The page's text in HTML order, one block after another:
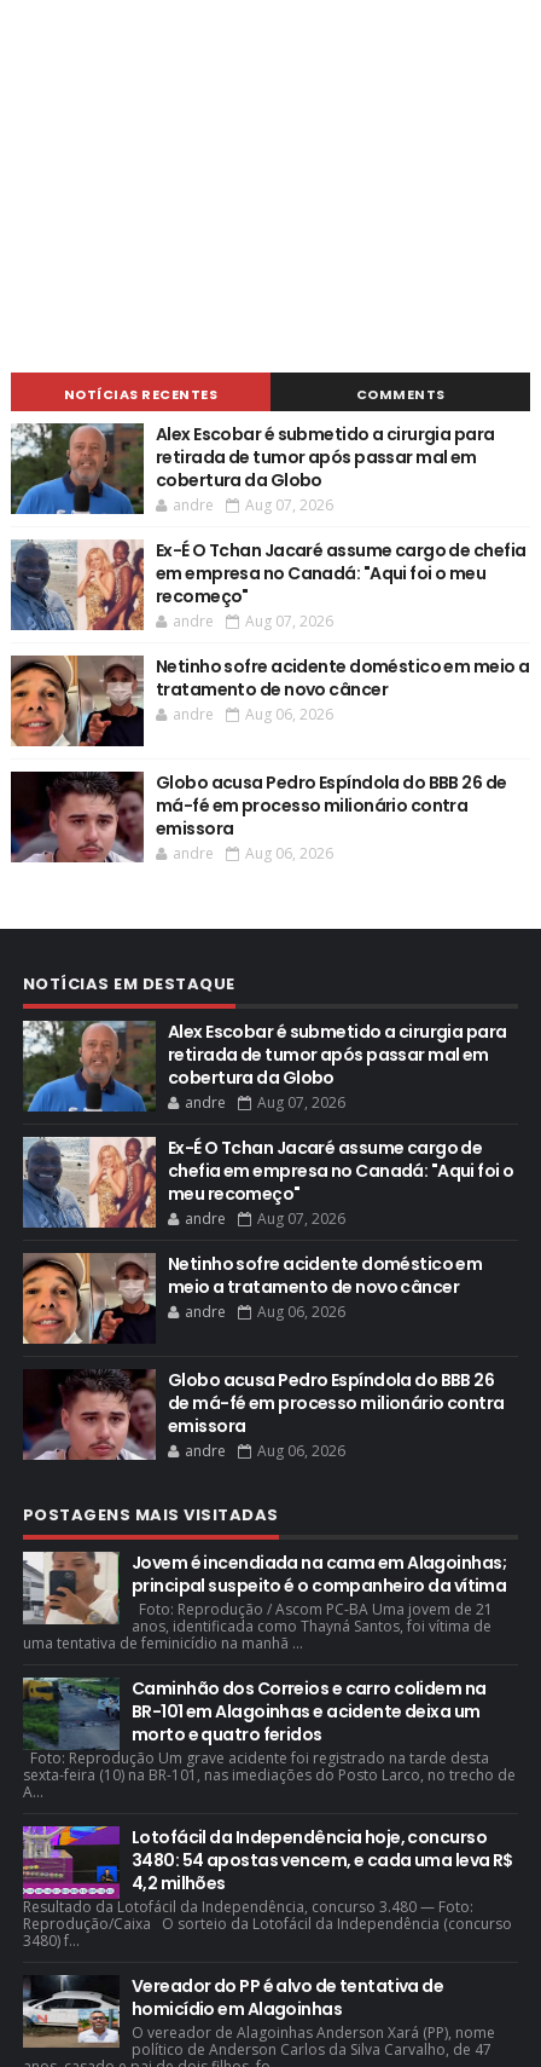
NOTÍCIAS RECENTES COMMENTS
Alex Escobar é submetido a cirurgia para
retirada de tumor após passar mal em
cobertura da Globo
andre Aug 07, 2026
Ex-É O Tchan Jacaré assume cargo de chefia
em empresa no Canadá: "Aqui foi o meu
recomeço"
andre Aug 07, 2026
Netinho sofre acidente doméstico em meio a
tratamento de novo câncer
andre Aug 06, 2026
Globo acusa Pedro Espíndola do BBB 26 de
má-fé em processo milionário contra
emissora
andre Aug 06, 2026
NOTÍCIAS EM DESTAQUE
Alex Escobar é submetido a cirurgia para
retirada de tumor após passar mal em
cobertura da Globo
andre Aug 07, 2026
Ex-É O Tchan Jacaré assume cargo de
chefia em empresa no Canadá: "Aqui foi o
meu recomeço"
andre Aug 07, 2026
Netinho sofre acidente doméstico em
meio a tratamento de novo câncer
andre Aug 06, 2026
Globo acusa Pedro Espíndola do BBB 26
de má-fé em processo milionário contra
emissora
andre Aug 06, 2026
POSTAGENS MAIS VISITADAS
Jovem é incendiada na cama em Alagoinhas;
principal suspeito é o companheiro da vítima
Foto: Reprodução / Ascom PC-BA Uma jovem de 21
anos, identificada como Thayná Santos, foi vítima de
uma tentativa de feminicídio na manhã ...
Caminhão dos Correios e carro colidem na
BR-101 em Alagoinhas e acidente deixa um
morto e quatro feridos
Foto: Reprodução Um grave acidente foi registrado na tarde desta
sexta-feira (10) na BR-101, nas imediações do Posto Larco, no trecho de
A...
Lotofácil da Independência hoje, concurso
3480: 54 apostas vencem, e cada uma leva R$
4,2 milhões
Resultado da Lotofácil da Independência, concurso 3.480 — Foto:
Reprodução/Caixa O sorteio da Lotofácil da Independência (concurso
3480) f...
Vereador do PP é alvo de tentativa de
homicídio em Alagoinhas
O vereador de Alagoinhas Anderson Xará (PP), nome
político de Anderson Carlos da Silva Carvalho, de 47